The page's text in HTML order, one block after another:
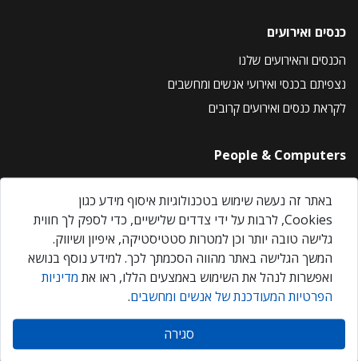
כנסים ואירועים
הכנסים והאירועים שלנו
נצפיתם בכנסי ואירועי אנשים ומחשבים
לקראת כנסים ואירועים קרובים
People & Computers
About Us
Privacy Policy
Contact Us
Our Events
אנשים ומחשבים © 2026 – כל הזכויות שמורות
באתר זה נעשה שימוש בטכנולוגיות איסוף מידע כגון
Cookies, לרבות על ידי צדדים שלישיים, כדי לספק לך חווית
גלישה טובה יותר וכן למטרות סטטיסטיקה, איפיון ושיווק.
המשך הגלישה באתר מהווה הסכמתך לכך. למידע נוסף בנושא
ואפשרות לנהל את השימוש באמצעים הללו, ראו את מדיניות
הפרטיות המעודכנת של אנשים ומחשבים.
סגירה